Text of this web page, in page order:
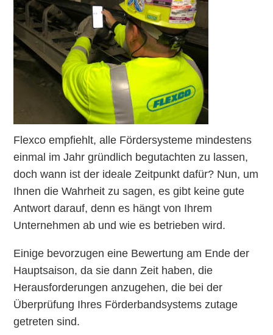
Flexco empfiehlt, alle Fördersysteme mindestens
einmal im Jahr gründlich begutachten zu lassen,
doch wann ist der ideale Zeitpunkt dafür? Nun, um
Ihnen die Wahrheit zu sagen, es gibt keine gute
Antwort darauf, denn es hängt von Ihrem
Unternehmen ab und wie es betrieben wird.
Einige bevorzugen eine Bewertung am Ende der
Hauptsaison, da sie dann Zeit haben, die
Herausforderungen anzugehen, die bei der
Überprüfung Ihres Förderbandsystems zutage
getreten sind.